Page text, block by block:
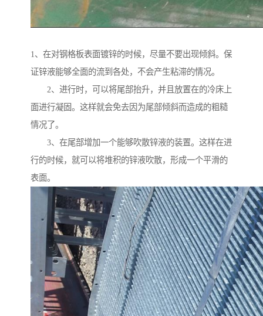
1、在对钢格板表面镀锌的时候，尽量不要出现倾斜。保
证锌液能够全面的流到各处，不会产生粘滞的情况。
2、进行时，可以将尾部抬升，并且放置在的冷床上
面进行凝固。这样就会免去因为尾部倾斜而造成的粗糙
情况了。
3、在尾部增加一个能够吹散锌液的装置。这样在进
行的时候，就可以将堆积的锌液吹散，形成一个平滑的
表面。